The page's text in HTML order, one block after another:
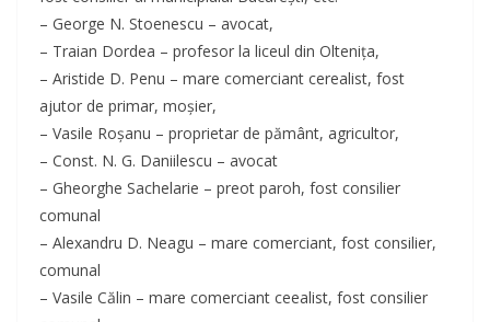
– George N. Stoenescu – avocat,
– Traian Dordea – profesor la liceul din Olteniţa,
– Aristide D. Penu – mare comerciant cerealist, fost
ajutor de primar, moşier,
– Vasile Roşanu – proprietar de pământ, agricultor,
– Const. N. G. Daniilescu – avocat
– Gheorghe Sachelarie – preot paroh, fost consilier
comunal
– Alexandru D. Neagu – mare comerciant, fost consilier,
comunal
– Vasile Călin – mare comerciant ceealist, fost consilier